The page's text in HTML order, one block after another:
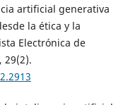
artificial generativa
la ética y la
Electrónica de
29(2).